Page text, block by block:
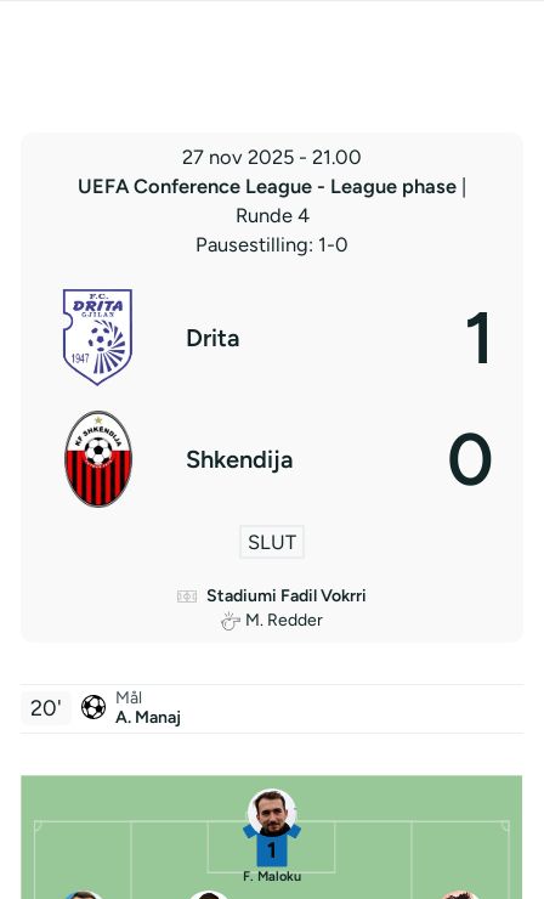
27 nov 2025 - 21.00
UEFA Conference League - League phase
Runde 4
Pausestilling: 1-0
Drita 1
Shkendija 0
SLUT
Stadiumi Fadil Vokrri
M. Redder
Mål
A. Manaj
20'
1
F. Maloku